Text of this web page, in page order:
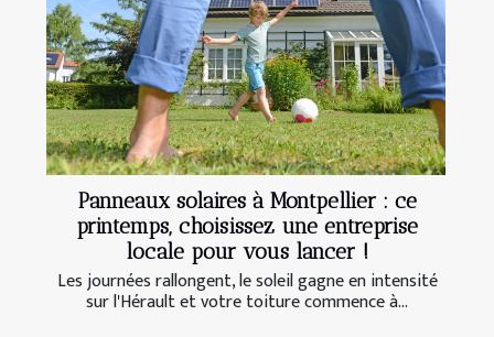
Panneaux solaires à Montpellier : ce
printemps, choisissez une entreprise
locale pour vous lancer !
Les journées rallongent, le soleil gagne en intensité
sur l'Hérault et votre toiture commence à...